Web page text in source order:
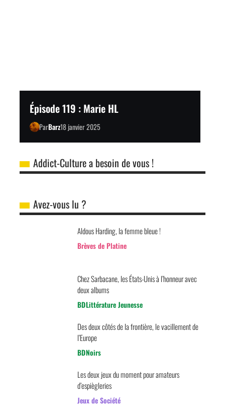
Épisode 119 : Marie HL
ParBarz18 janvier 2025
Addict-Culture a besoin de vous !
Avez-vous lu ?
Aldous Harding, la femme bleue !
Brèves de Platine
Chez Sarbacane, les États-Unis à l’honneur avec
deux albums
BDLittérature Jeunesse
Des deux côtés de la frontière, le vacillement de
l’Europe
BDNoirs
Les deux jeux du moment pour amateurs
d’espiègleries
Jeux de Société